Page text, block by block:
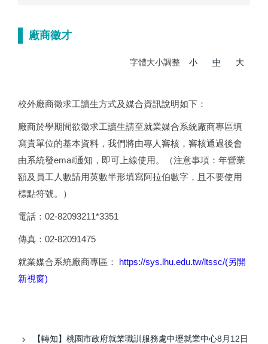
廠商徵才
字體大小調整 小 中 大
校外廠商徵求工讀生方式及媒合資訊說明如下：
廠商於學期間欲徵求工讀生請至就業媒合系統廠商專區填
寫貴單位的基本資料，我們將由專人審核，審核通過後會
由系統發email通知，即可上線使用。（注意事項：年營業
額及員工人數請用英數半形填寫阿拉伯數字，且不要使用
標點符號。）
電話：02-82093211*3351
傳真：02-82091475
就業媒合系統廠商專區：
https://sys.lhu.edu.tw/ltssc/(另開
新視窗)
【轉知】桃園市政府就業職訓服務處中壢就業中心8月12日